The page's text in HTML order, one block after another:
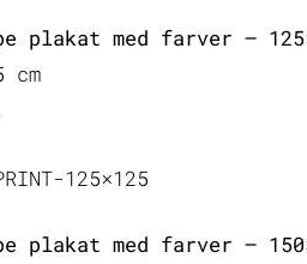
plakat med farver –
cm
125×125
plakat med farver –